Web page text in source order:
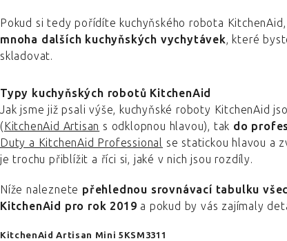
Pokud si tedy pořídíte kuchyňského robota KitchenAid,
mnoha dalších kuchyňských vychytávek, které
skladovat.
Typy kuchyňských robotů KitchenAid
Jak jsme již psali výše, kuchyňské roboty KitchenAid
(KitchenAid Artisan s odklopnou hlavou), tak do
Duty a KitchenAid Professional se statickou hlavou a
je trochu přiblížit a říci si, jaké v nich jsou rozdíly.
Níže naleznete přehlednou srovnávací tabulku
KitchenAid pro rok 2019 a pokud by vás zajímaly
KitchenAid Artisan Mini 5KSM3311